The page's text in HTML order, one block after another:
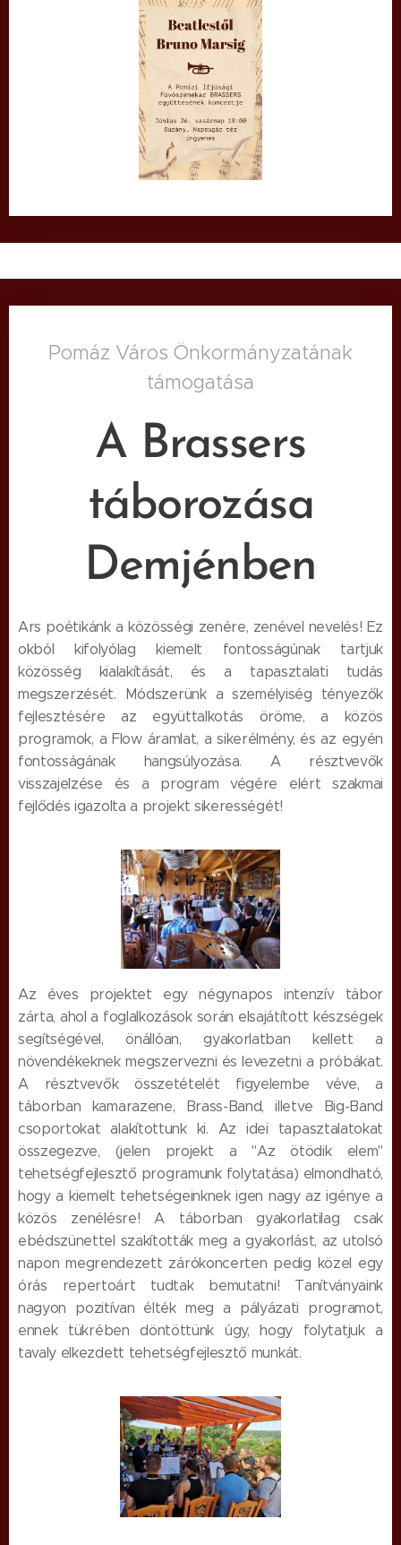
Pomáz Város Önkormányzatának
támogatása
A Brassers
táborozása
Demjénben
Ars poétikánk a közösségi zenére, zenével nevelés! Ez
okból kifolyólag kiemelt fontosságúnak tartjuk
közösség kialakítását, és a tapasztalati tudás
megszerzését. Módszerünk a személyiség tényezők
fejlesztésére az együttalkotás öröme, a közös
programok, a Flow áramlat, a sikerélmény, és az egyén
fontosságának hangsúlyozása. A résztvevők
visszajelzése és a program végére elért szakmai
fejlődés igazolta a projekt sikerességét!
Az éves projektet egy négynapos intenzív tábor
zárta, ahol a foglalkozások során elsajátított készségek
segítségével, önállóan, gyakorlatban kellett a
növendékeknek megszervezni és levezetni a próbákat.
A résztvevők összetételét figyelembe véve, a
táborban kamarazene, Brass-Band, illetve Big-Band
csoportokat alakítottunk ki. Az idei tapasztalatokat
összegezve, (jelen projekt a "Az ötödik elem"
tehetségfejlesztő programunk folytatása) elmondható,
hogy a kiemelt tehetségeinknek igen nagy az igénye a
közös zenélésre! A táborban gyakorlatilag csak
ebédszünettel szakították meg a gyakorlást, az utolsó
napon megrendezett zárókoncerten pedig közel egy
órás repertoárt tudtak bemutatni! Tanítványaink
nagyon pozitívan élték meg a pályázati programot,
ennek tükrében döntöttünk úgy, hogy folytatjuk a
tavaly elkezdett tehetségfejlesztő munkát.